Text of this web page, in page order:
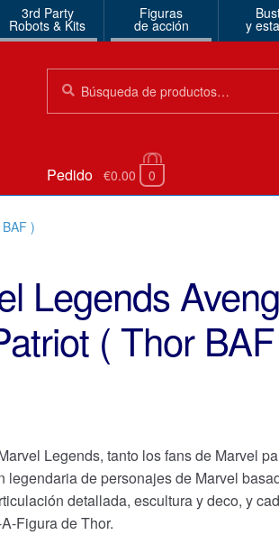
3rd Party
Robots & Kits
Figuras
de acción y
Pedido €0.00 0
)
Legends
( Thor
Legends, tanto los fans de Marvel
legendaria de personajes de Marvel
detallada, escultura y deco, y
Figura de Thor.